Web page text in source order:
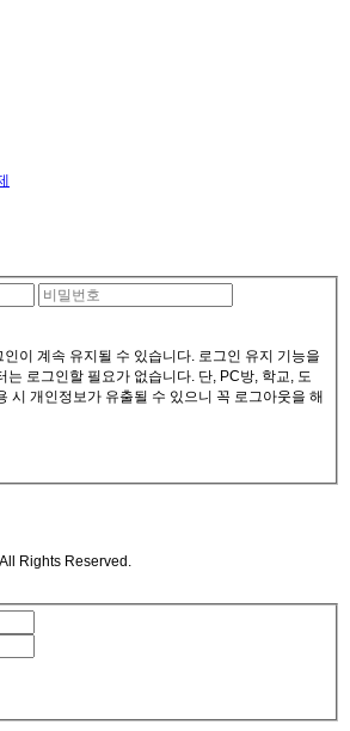
이 계속 유지될 수 있습니다. 로그인 유지 기능을
는 로그인할 필요가 없습니다. 단, PC방, 학교, 도
시 개인정보가 유출될 수 있으니 꼭 로그아웃을 해
Rights Reserved.